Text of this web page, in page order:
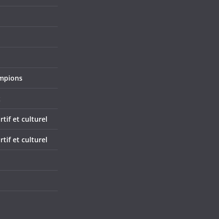
et culturel
et culturel